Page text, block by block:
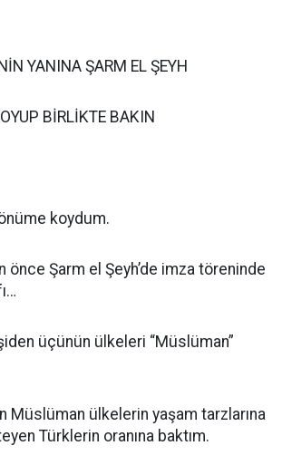
YANINA ŞARM EL ŞEYH
BİRLİKTE BAKIN
koydum.
önce Şarm el Şeyh’de imza töreninde
üçünün ülkeleri “Müslüman”
Müslüman ülkelerin yaşam tarzlarına
Türklerin oranına baktım.